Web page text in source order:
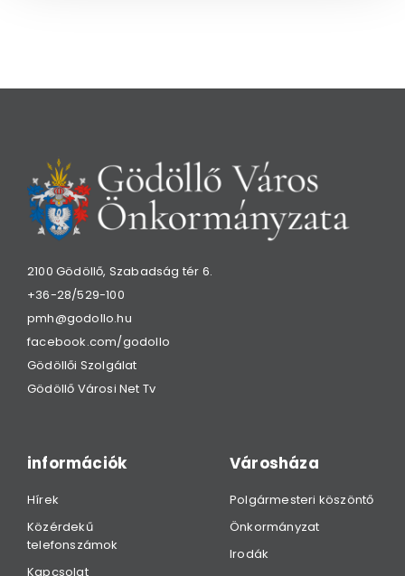
2100 Gödöllő, Szabadság tér 6.
+36-28/529-100
pmh@godollo.hu
facebook.com/godollo
Gödöllői Szolgálat
Gödöllő Városi Net Tv
információk
Hírek
Közérdekű
telefonszámok
Kapcsolat
Városháza
Polgármesteri köszöntő
Önkormányzat
Irodák